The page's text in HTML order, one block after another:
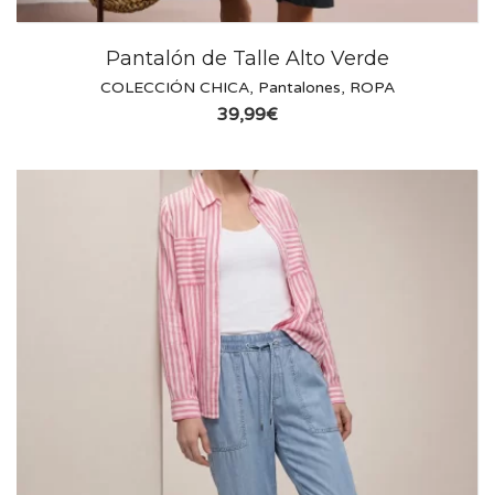
Pantalón de Talle Alto Verde
COLECCIÓN CHICA, Pantalones, ROPA
39,99€